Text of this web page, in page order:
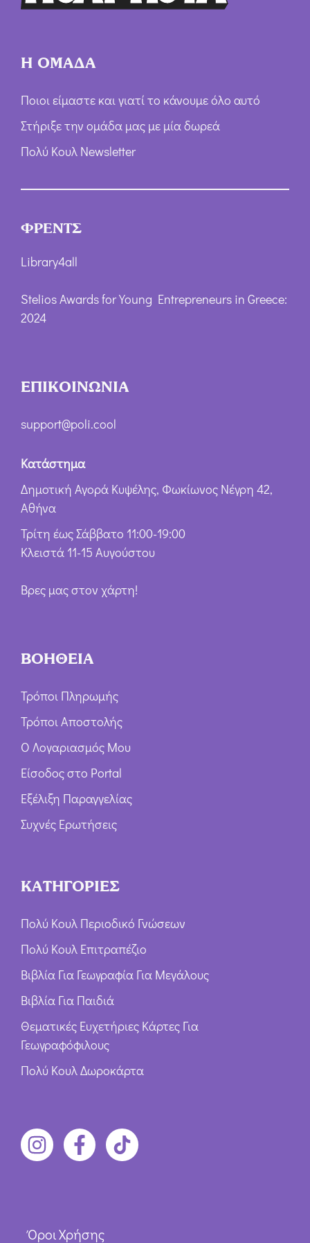
Η ΟΜΑΔΑ
Ποιοι είμαστε και γιατί το κάνουμε όλο αυτό
Στήριξε την ομάδα μας με μία δωρεά
Πολύ Κουλ Newsletter
ΦΡΕΝΤΣ
Library4all
Stelios Awards for Young Entrepreneurs in Greece:
2024
ΕΠΙΚΟΙΝΩΝΙΑ
support@poli.cool
Κατάστημα
Δημοτική Αγορά Κυψέλης, Φωκίωνος Νέγρη 42,
Αθήνα
Τρίτη έως Σάββατο 11:00-19:00
Κλειστά 11-15 Αυγούστου
Βρες μας στον χάρτη!
ΒΟΗΘΕΙΑ
Τρόποι Πληρωμής
Τρόποι Αποστολής
Ο Λογαριασμός Μου
Είσοδος στο Portal
Εξέλιξη Παραγγελίας
Συχνές Ερωτήσεις
ΚΑΤΗΓΟΡΙΕΣ
Πολύ Κουλ Περιοδικό Γνώσεων
Πολύ Κουλ Επιτραπέζιο
Βιβλία Για Γεωγραφία Για Μεγάλους
Βιβλία Για Παιδιά
Θεματικές Ευχετήριες Κάρτες Για
Γεωγραφόφιλους
Πολύ Κουλ Δωροκάρτα
Όροι Χρήσης